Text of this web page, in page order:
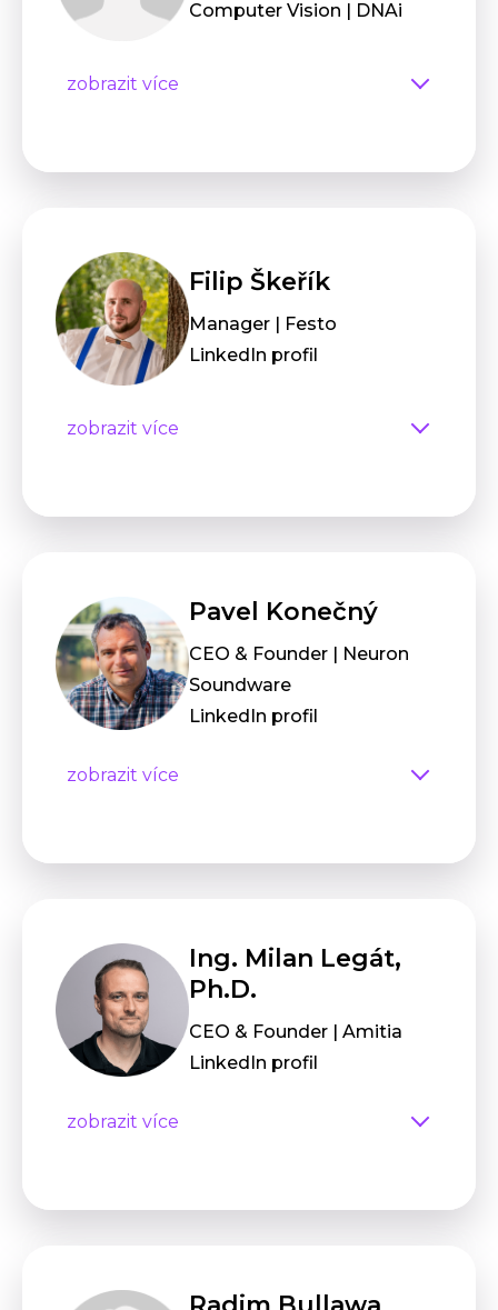
Computer Vision | DNAi
zobrazit více
Filip Škeřík
Manager | Festo
LinkedIn profil
zobrazit více
Pavel Konečný
CEO & Founder | Neuron
Soundware
LinkedIn profil
zobrazit více
Ing. Milan Legát,
Ph.D.
CEO & Founder | Amitia
LinkedIn profil
zobrazit více